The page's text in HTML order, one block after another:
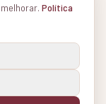
Política
e apagamo-la
com autorização dos